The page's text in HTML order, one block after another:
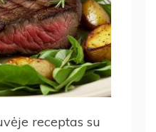
receptas su